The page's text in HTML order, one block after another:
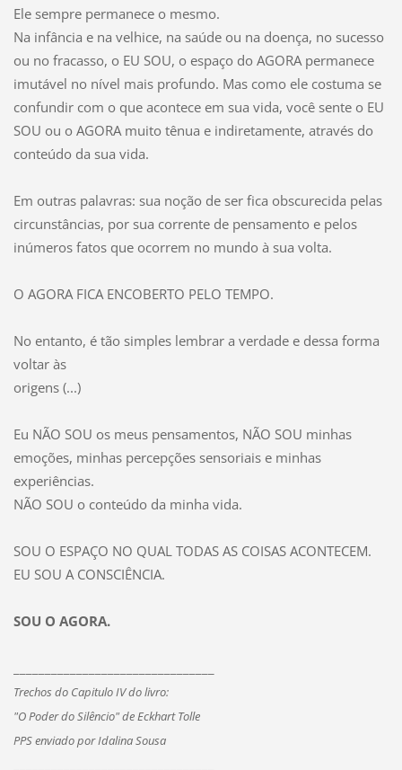
Ele sempre permanece o mesmo.
Na infância e na velhice, na saúde ou na doença, no sucesso
ou no fracasso, o EU SOU, o espaço do AGORA permanece
imutável no nível mais profundo. Mas como ele costuma se
confundir com o que acontece em sua vida, você sente o EU
SOU ou o AGORA muito tênua e indiretamente, através do
conteúdo da sua vida.
Em outras palavras: sua noção de ser fica obscurecida pelas
circunstâncias, por sua corrente de pensamento e pelos
inúmeros fatos que ocorrem no mundo à sua volta.
O AGORA FICA ENCOBERTO PELO TEMPO.
No entanto, é tão simples lembrar a verdade e dessa forma
voltar às
origens (...)
Eu NÃO SOU os meus pensamentos, NÃO SOU minhas
emoções, minhas percepções sensoriais e minhas
experiências.
NÃO SOU o conteúdo da minha vida.
SOU O ESPAÇO NO QUAL TODAS AS COISAS ACONTECEM.
EU SOU A CONSCIÊNCIA.
SOU O AGORA.
Trechos do Capitulo IV do livro:
"O Poder do Silêncio" de Eckhart Tolle
PPS enviado por Idalina Sousa